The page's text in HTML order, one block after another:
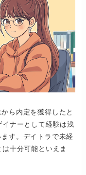
ら内定を獲得したと
ナーとして経験は浅
す。デイトラで未経
十分可能といえま